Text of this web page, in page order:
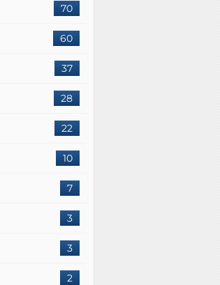
70
60
37
28
22
10
7
3
3
2